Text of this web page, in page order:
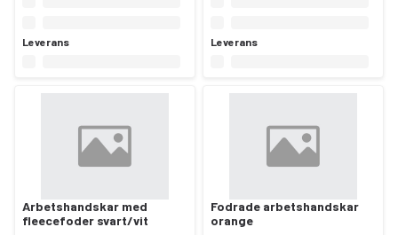
Leverans Leverans
Arbetshandskar med
fleecefoder svart/vit
Fodrade arbetshandskar
orange